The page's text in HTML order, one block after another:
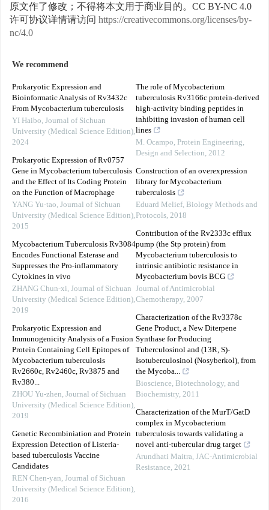
原文作了修改；不得将本文用于商业目的。CC BY-NC 4.0
许可协议详情请访问 https://creativecommons.org/licenses/by-
nc/4.0
We recommend
Prokaryotic Expression and
Bioinformatic Analysis of Rv3432c
From Mycobacterium tuberculosis
YI Haibo, Journal of Sichuan
University (Medical Science Edition),
2024
Prokaryotic Expression of Rv0757
Gene in Mycobacterium tuberculosis
and the Effect of Its Coding Protein
on the Function of Macrophage
YANG Yu-tao, Journal of Sichuan
University (Medical Science Edition),
2015
Mycobacterium Tuberculosis Rv3084
Encodes Functional Esterase and
Suppresses the Pro-inflammatory
Cytokines in vivo
ZHANG Chun-xi, Journal of Sichuan
University (Medical Science Edition),
2019
Prokaryotic Expression and
Immunogenicity Analysis of a Fusion
Protein Containing Cell Epitopes of
Mycobacterium tuberculosis
Rv2660c, Rv2460c, Rv3875 and
Rv380...
ZHOU Yu-zhen, Journal of Sichuan
University (Medical Science Edition),
2019
Genetic Recombiniation and Protein
Expression Detection of Listeria-
based tuberculosis Vaccine
Candidates
REN Chen-yan, Journal of Sichuan
University (Medical Science Edition),
2016
The role of Mycobacterium
tuberculosis Rv3166c protein-derived
high-activity binding peptides in
inhibiting invasion of human cell
lines
M. Ocampo, Protein Engineering,
Design and Selection, 2012
Construction of an overexpression
library for Mycobacterium
tuberculosis
Eduard Melief, Biology Methods and
Protocols, 2018
Contribution of the Rv2333c efflux
pump (the Stp protein) from
Mycobacterium tuberculosis to
intrinsic antibiotic resistance in
Mycobacterium bovis BCG
Journal of Antimicrobial
Chemotherapy, 2007
Characterization of the Rv3378c
Gene Product, a New Diterpene
Synthase for Producing
Tuberculosinol and (13R, S)-
Isotuberculosinol (Nosyberkol), from
the Mycoba...
Bioscience, Biotechnology, and
Biochemistry, 2011
Characterization of the MurT/GatD
complex in Mycobacterium
tuberculosis towards validating a
novel anti-tubercular drug target
Arundhati Maitra, JAC-Antimicrobial
Resistance, 2021